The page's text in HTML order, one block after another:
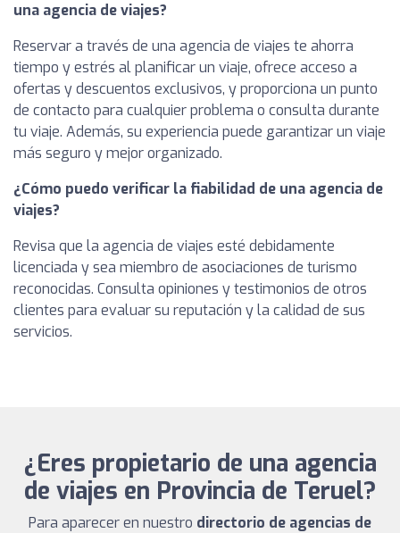
una agencia de viajes?
Reservar a través de una agencia de viajes te ahorra
tiempo y estrés al planificar un viaje, ofrece acceso a
ofertas y descuentos exclusivos, y proporciona un punto
de contacto para cualquier problema o consulta durante
tu viaje. Además, su experiencia puede garantizar un viaje
más seguro y mejor organizado.
¿Cómo puedo verificar la fiabilidad de una agencia de
viajes?
Revisa que la agencia de viajes esté debidamente
licenciada y sea miembro de asociaciones de turismo
reconocidas. Consulta opiniones y testimonios de otros
clientes para evaluar su reputación y la calidad de sus
servicios.
¿Eres propietario de una agencia
de viajes en Provincia de Teruel?
Para aparecer en nuestro directorio de agencias de